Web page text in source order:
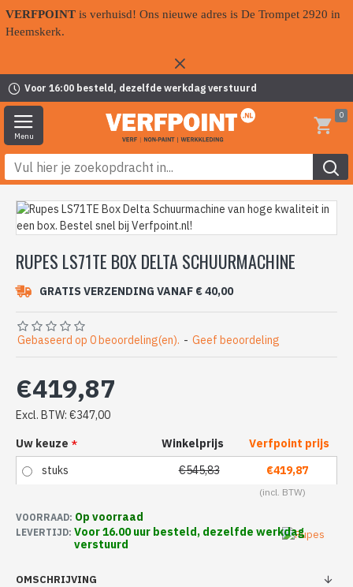
VERFPOINT is verhuisd! Ons nieuwe adres is De Trompet 2920 in
Heemskerk.
Voor 16:00 besteld, dezelfde werkdag verstuurd
0
RUPES LS71TE BOX DELTA SCHUURMACHINE
GRATIS VERZENDING VANAF € 40,00
VOORRAAD: Op voorraad
LEVERTIJD: Voor 16.00 uur besteld, dezelfde werkdag
verstuurd
Gebaseerd op 0 beoordeling(en). - Geef beoordeling
€419,87
Excl. BTW: €347,00
Uw keuze
Winkelprijs
Verfpoint prijs
€545,83
€419,87
stuks
OMSCHRIJVING